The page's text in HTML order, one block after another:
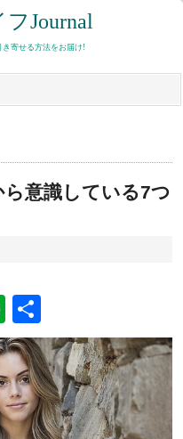
Journal
寄せる方法をお届け!
意識している7つ
Evernote
有